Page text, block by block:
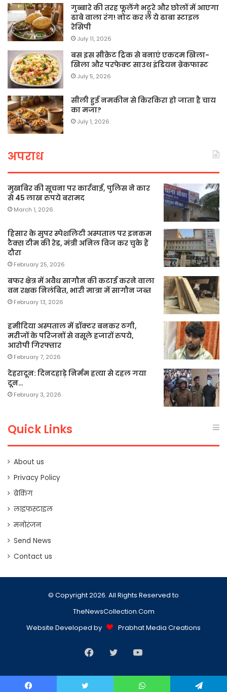
गुब्बारे की तरह फूलेंगे भटूरे और छोलों में आएगा
ढाबे वाला रंग! नोट कर लें ये ढाबा स्टाइल
रेसिपी
July 11, 2026
बस इस सीक्रेट ट्रिक से बनाएं एकदम खिला-
खिला और परफेक्ट साउथ इंडियन ब्रेकफास्ट
July 5, 2026
सीली हुई नमकीन से किरकिरा हो जाता है चाय
का मजा?
July 1, 2026
अपराध
मुखबिर की सूचना पर कार्रवाई, पुलिस ने कार
से 45 लाख रुपये बरामद
March 1, 2026
हिसार के सुपर स्पेशलिटी अस्पताल पर इनकम
टैक्स टीम की रेड, मंत्री अनिल विज कर चुके हैं
दौरा
February 25, 2026
बफर क्षेत्र में अवैध सागौन की कटाई करने वाला
वन रक्षक निलंबित, भारी मात्रा में सागौन जब्त
February 13, 2026
हमीदिया अस्पताल में डॉक्टर बनकर ठगी,
मरीजों के परिजनों से वसूले हजारों रुपये,
आरोपी गिरफ्तार
February 7, 2026
देहरादून: दिनदहाड़े निर्मम हत्या से दहल गया
दून…
February 3, 2026
Quick Links
About us
Privacy Policy
ब्रेकिंग
लाइफस्टाइल
मनोरंजन
Send News
Contact us
© Copyright 2026. All Rights Reserved to
TheNewsCollection.Com
Website Developed by
Prabhat Media Creations
Facebook
TwitterYouTube